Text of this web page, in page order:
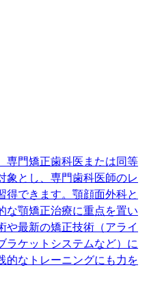
専門矯正歯科医または同等
象とし、専門歯科医師のレ
得できます。顎顔面外科と
な顎矯正治療に重点を置い
や最新の矯正技術（アライ
ラケットシステムなど）に
的なトレーニングにも力を